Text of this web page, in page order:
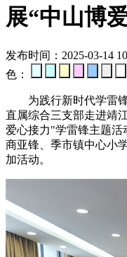
展“中山博
发布时间：2025-03-14
色：
为践行新时代学雷
直属综合三支部走进靖
爱心接力"学雷锋主题
商亚锋、季市镇中心小
加活动。